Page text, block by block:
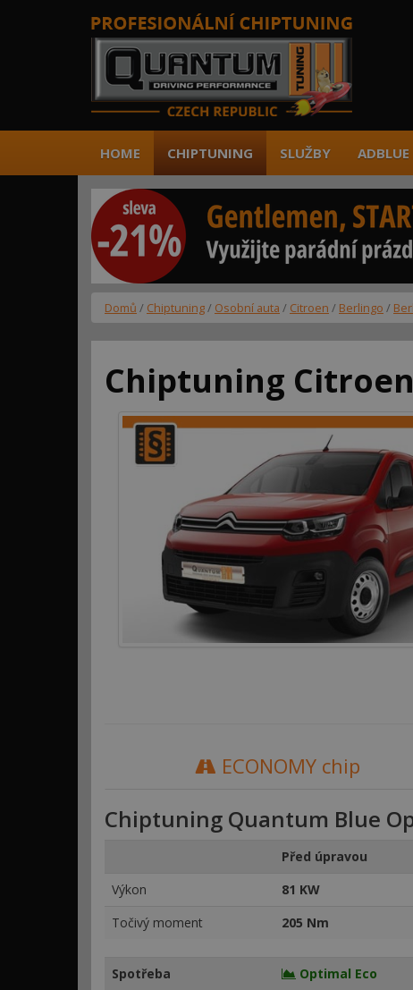
HOME CHIPTUNING SLUŽBY ADBLUE
Domů / Chiptuning/ Osobní auta / Citroen / Berlingo /
Chiptuning
ECONOMY chip
Chiptuning Quantum Blue
Před úpravou
Výkon
81 KW
Točivý moment
205 Nm
Spotřeba
Optimal Eco